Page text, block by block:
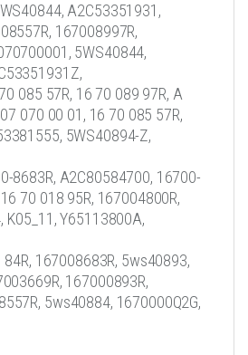
A2C53351931,
167008997R,
5WS40844,
085 57R, 16 70 089 97R, A
070 00 01, 16 70 085 57R,
5WS40894-Z,
8683R, A2C80584700, 16700-
70 018 95R, 167004800R,
K05_11, Y65113800A,
84R, 167008683R, 5ws40893,
167000893R,
5ws40884, 1670000Q2G,